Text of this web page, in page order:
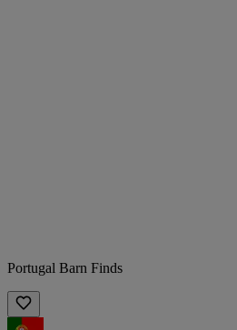
Portugal Barn Finds